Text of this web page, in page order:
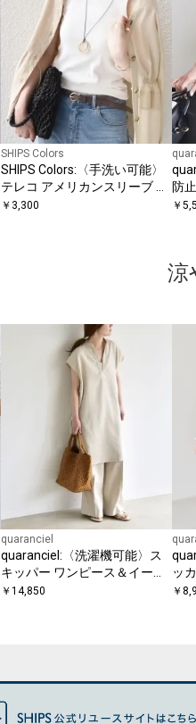
SHIPS Colors
SHIPS Colors:〈手洗い可能〉
テレコ アメリカンスリーブ タ
ンクトップ◇
￥ 3,300
防
ー
￥
涼
quaranciel
quaranciel:〈洗濯機可能〉ス
キッパー ワンピース＆イージ
ー ワイドパンツ セットアップ
￥ 14,850
ッ
パ
￥